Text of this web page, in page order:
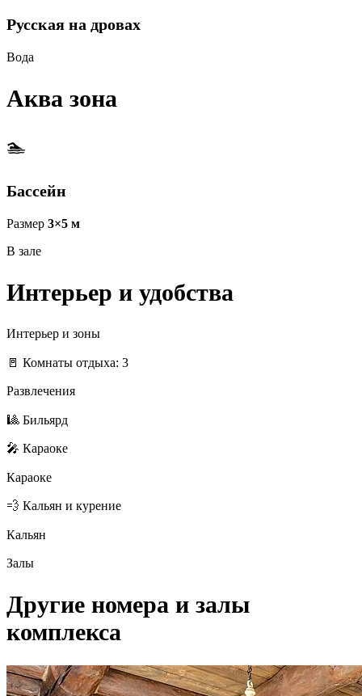
Русская на дровах
Вода
Аква зона
🏊
Бассейн
Размер 3×5 м
В зале
Интерьер и удобства
Интерьер и зоны
🚪 Комнаты отдыха: 3
Развлечения
🎱 Бильярд
🎤 Караоке
Караоке
💨 Кальян и курение
Кальян
Залы
Другие номера и залы
комплекса